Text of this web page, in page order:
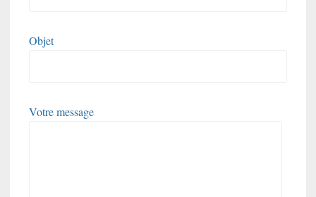
Objet
Votre message